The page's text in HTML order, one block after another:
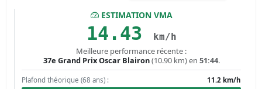
ESTIMATION VMA
14.43 km/h
Meilleure performance récente :
37e Grand Prix Oscar Blairon(10.90 km) en 51:44.
Plafond théorique (68 ans) :
11.2 km/h